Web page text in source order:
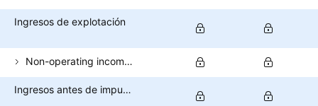
Ingresos de explotación
Non-operating income (total)
Ingresos antes de impuestos